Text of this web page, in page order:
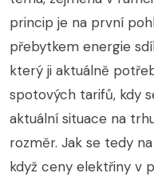
princip je na první
přebytkem energie
který ji aktuálně
spotových tarifů, kdy
aktuální situace na
rozměr. Jak se tedy
když ceny elektřiny v